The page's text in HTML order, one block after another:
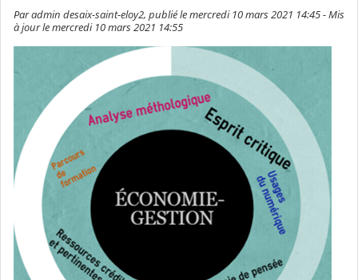
Par admin desaix-saint-eloy2, publié le mercredi 10 mars 2021 14:45 - Mis
à jour le mercredi 10 mars 2021 14:55